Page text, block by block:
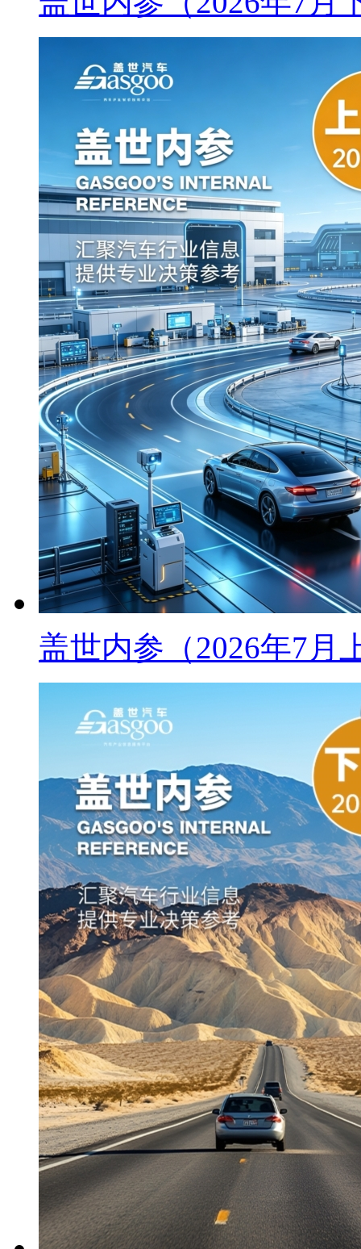
盖世内参（2026年7月